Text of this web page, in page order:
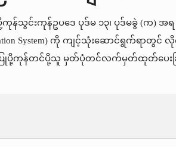
ည် ပို့ကုန်သွင်းကုန်ဥပဒေ ပုဒ်မ ၁၃၊ ပုဒ်မ
System) ကို ကျင့်သုံးဆောင်ရွက်
ည်ပြုပို့ကုန်တင်ပို့သူ မှတ်ပုံတင်လက်မှတ်ထုတ်ပေးခ